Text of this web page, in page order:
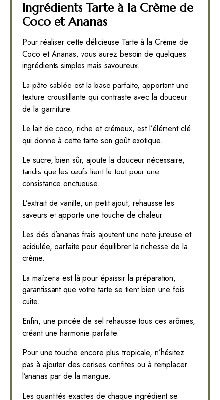
Ingrédients Tarte à la Crème de
Coco et Ananas
Pour réaliser cette délicieuse Tarte à la Crème de
Coco et Ananas, vous aurez besoin de quelques
ingrédients simples mais savoureux.
La pâte sablée est la base parfaite, apportant une
texture croustillante qui contraste avec la douceur
de la garniture.
Le lait de coco, riche et crémeux, est l’élément clé
qui donne à cette tarte son goût exotique.
Le sucre, bien sûr, ajoute la douceur nécessaire,
tandis que les œufs lient le tout pour une
consistance onctueuse.
L’extrait de vanille, un petit ajout, rehausse les
saveurs et apporte une touche de chaleur.
Les dés d’ananas frais ajoutent une note juteuse et
acidulée, parfaite pour équilibrer la richesse de la
crème.
La maïzena est là pour épaissir la préparation,
garantissant que votre tarte se tient bien une fois
cuite.
Enfin, une pincée de sel rehausse tous ces arômes,
créant une harmonie parfaite.
Pour une touche encore plus tropicale, n’hésitez
pas à ajouter des cerises confites ou à remplacer
l’ananas par de la mangue.
Les quantités exactes de chaque ingrédient se